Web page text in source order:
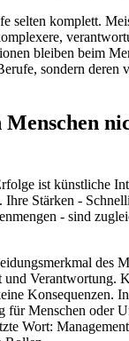
selten komplett.
bleiben beim
sondern deren
ist künstliche
Ihre Stärken -
- sind
des
und Verantwortung.
Konsequenzen.
für Menschen oder
Wort: